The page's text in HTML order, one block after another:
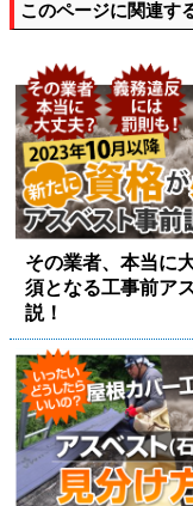
このページに関連す
その業者、本当に
須となる工事前ア
説！